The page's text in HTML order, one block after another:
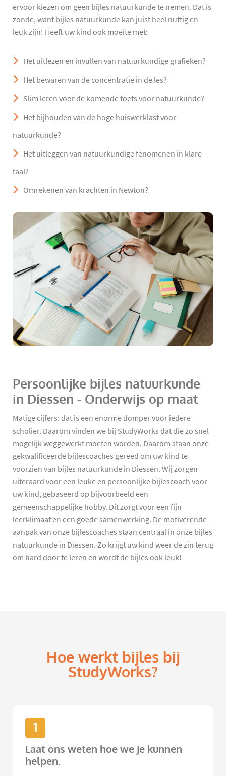
ervoor kiezen om geen bijles natuurkunde te nemen. Dat is
zonde, want bijles natuurkunde kan juist heel nuttig en
leuk zijn! Heeft uw kind ook moeite met:
Het uitlezen en invullen van natuurkundige grafieken?
Het bewaren van de concentratie in de les?
Slim leren voor de komende toets voor natuurkunde?
Het bijhouden van de hoge huiswerklast voor
natuurkunde?
Het uitleggen van natuurkundige fenomenen in klare
taal?
Omrekenen van krachten in Newton?
Persoonlijke bijles natuurkunde
in Diessen - Onderwijs op maat
Matige cijfers: dat is een enorme domper voor iedere
scholier. Daarom vinden we bij StudyWorks dat die zo snel
mogelijk weggewerkt moeten worden. Daarom staan onze
gekwalificeerde bijlescoaches gereed om uw kind te
voorzien van bijles natuurkunde in Diessen. Wij zorgen
uiteraard voor een leuke en persoonlijke bijlescoach voor
uw kind, gebaseerd op bijvoorbeeld een
gemeenschappelijke hobby. Dit zorgt voor een fijn
leerklimaat en een goede samenwerking. De motiverende
aanpak van onze bijlescoaches staan centraal in onze bijles
natuurkunde in Diessen. Zo krijgt uw kind weer de zin terug
om hard door te leren en wordt de bijles ook leuk!
Hoe werkt bijles bij
StudyWorks?
1
Laat ons weten hoe we je kunnen
helpen.